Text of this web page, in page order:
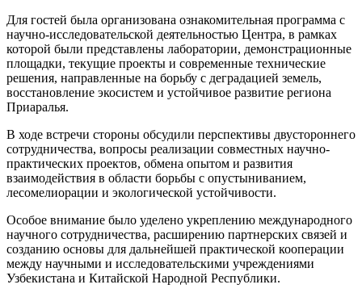
Для гостей была организована ознакомительная программа с
научно-исследовательской деятельностью Центра, в рамках
которой были представлены лаборатории, демонстрационные
площадки, текущие проекты и современные технические
решения, направленные на борьбу с деградацией земель,
восстановление экосистем и устойчивое развитие региона
Приаралья.
В ходе встречи стороны обсудили перспективы двустороннего
сотрудничества, вопросы реализации совместных научно-
практических проектов, обмена опытом и развития
взаимодействия в области борьбы с опустыниванием,
лесомелиорации и экологической устойчивости.
Особое внимание было уделено укреплению международного
научного сотрудничества, расширению партнерских связей и
созданию основы для дальнейшей практической кооперации
между научными и исследовательскими учреждениями
Узбекистана и Китайской Народной Республики.